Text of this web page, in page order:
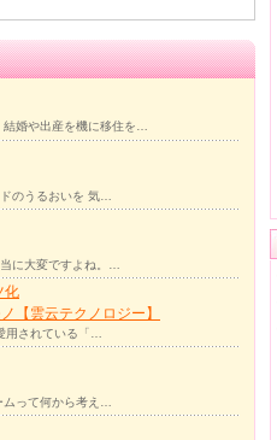
婚や出産を機に移住を…
のうるおいを 気…
に大変ですよね。…
化
【雲云テクノロジー】
用されている「…
って何から考え…